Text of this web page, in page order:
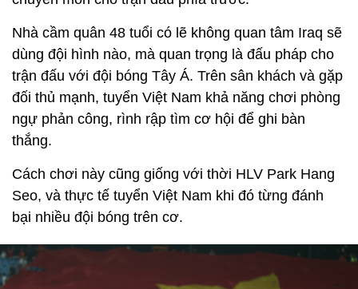
Nhà cầm quân 48 tuổi có lẽ không quan tâm Iraq sẽ
dùng đội hình nào, mà quan trọng là đấu pháp cho
trận đấu với đội bóng Tây Á. Trên sân khách và gặp
đối thủ mạnh, tuyển Việt Nam khả năng chơi phòng
ngự phản công, rình rập tìm cơ hội để ghi bàn
thắng.
Cách chơi này cũng giống với thời HLV Park Hang
Seo, và thực tế tuyển Việt Nam khi đó từng đánh
bại nhiều đội bóng trên cơ.